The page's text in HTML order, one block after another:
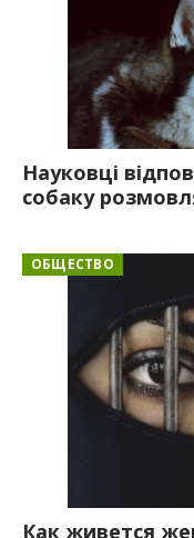
Науковці
собаку
ОБЩЕСТВО
Как живется